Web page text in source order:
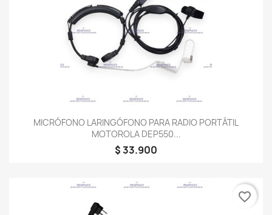
MICRÓFONO LARINGÓFONO PARA RADIO PORTÁTIL
MOTOROLA DEP550...
$ 33.900
favorite_border